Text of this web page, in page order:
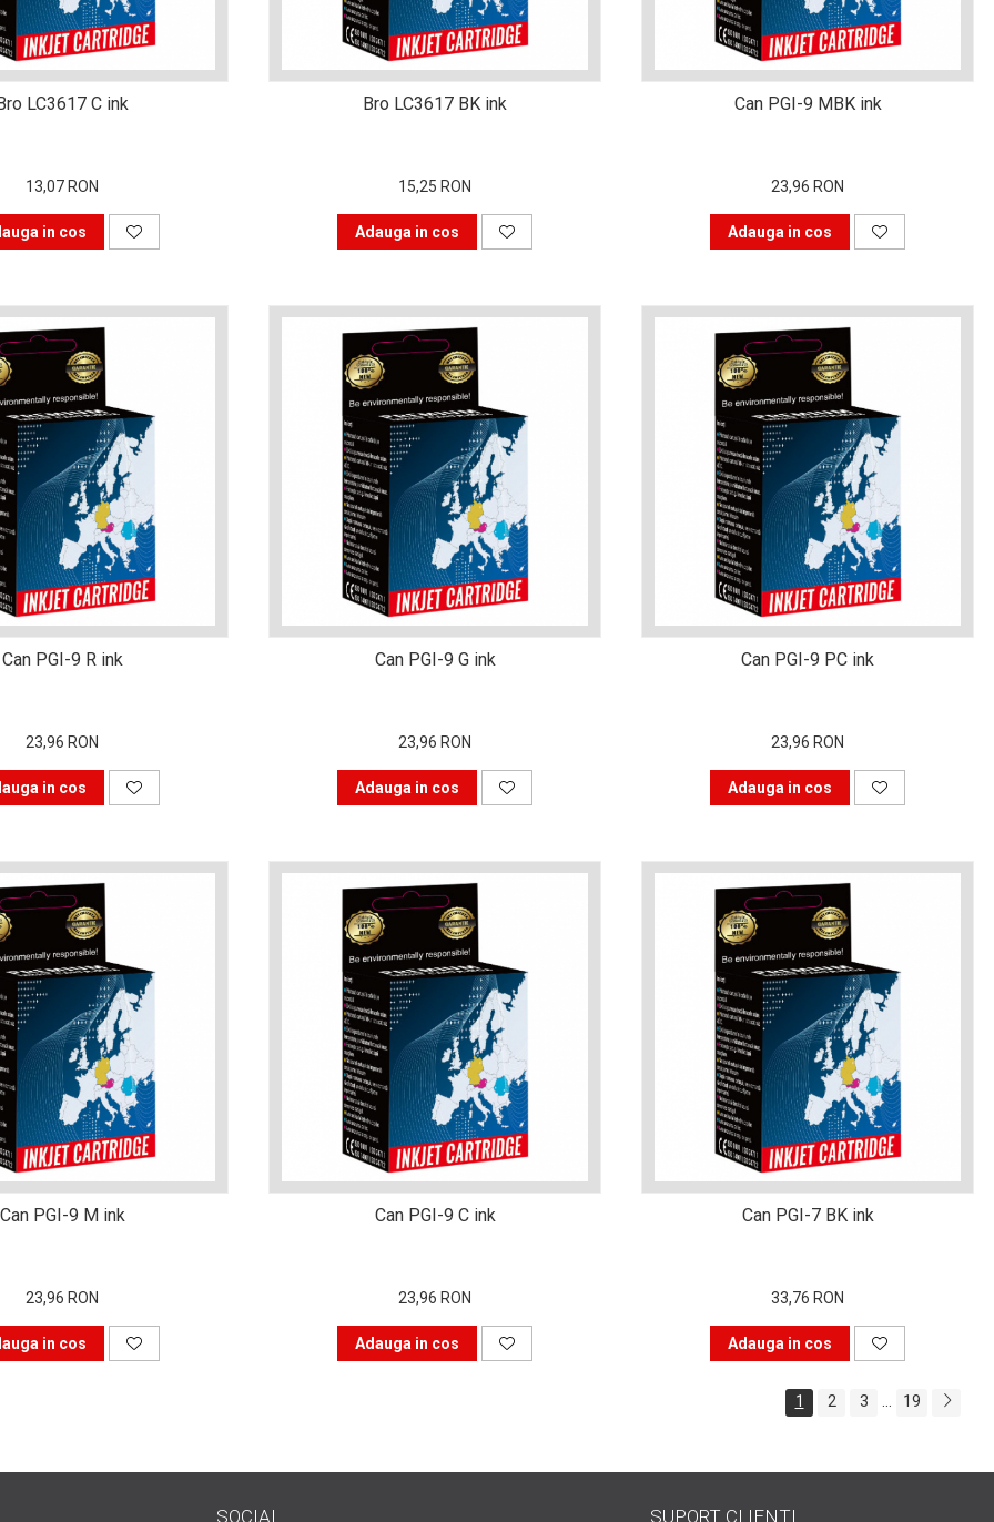
LC3617 C ink
13,07 RON
in cos
Bro LC3617 BK ink
15,25 RON
Adauga in cos
Can PGI-9 MBK ink
23,96 RON
Adauga in cos
Can PGI-9 R ink
23,96 RON
in cos
Can PGI-9 G ink
23,96 RON
Adauga in cos
Can PGI-9 PC ink
23,96 RON
Adauga in cos
Can PGI-9 M ink
23,96 RON
in cos
Can PGI-9 C ink
23,96 RON
Adauga in cos
Can PGI-7 BK ink
33,76 RON
Adauga in cos
1 2 3 ... 19
SOCIAL SUPORT CLIENTI